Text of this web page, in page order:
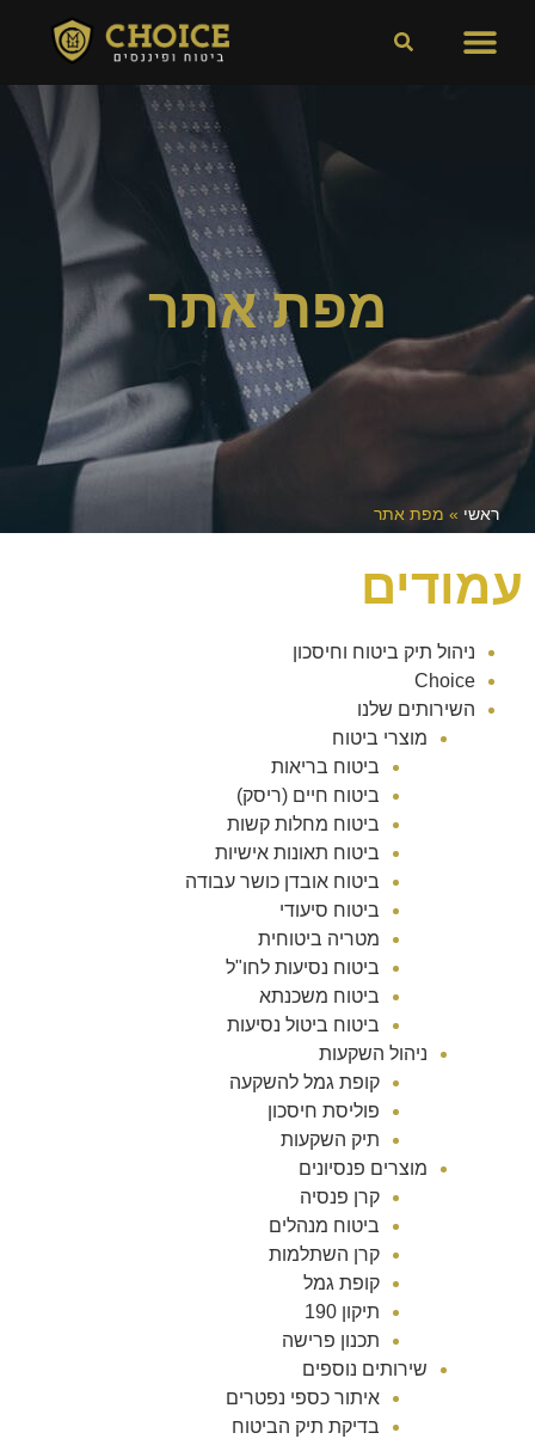
מפת אתר
ראשי » מפת אתר
עמודים
ניהול תיק ביטוח וחיסכון
Choice
השירותים שלנו
מוצרי ביטוח
ביטוח בריאות
ביטוח חיים (ריסק)
ביטוח מחלות קשות
ביטוח תאונות אישיות
ביטוח אובדן כושר עבודה
ביטוח סיעודי
מטריה ביטוחית
ביטוח נסיעות לחו"ל
ביטוח משכנתא
ביטוח ביטול נסיעות
ניהול השקעות
קופת גמל להשקעה
פוליסת חיסכון
תיק השקעות
מוצרים פנסיונים
קרן פנסיה
ביטוח מנהלים
קרן השתלמות
קופת גמל
תיקון 190
תכנון פרישה
שירותים נוספים
איתור כספי נפטרים
בדיקת תיק הביטוח